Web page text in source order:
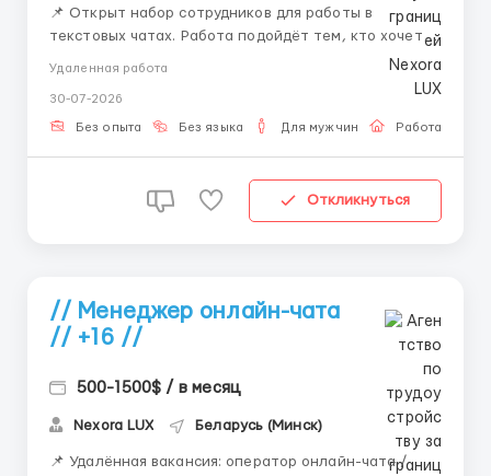
📌 Открыт набор сотрудников для работы в
текстовых чатах. Работа подойдёт тем, кто хочет
работать удалённо и развиваться в сфере онлайн-
переписку — отвечать на сообщения —
сопровождать клиентов — работать с внутренней
Удаленная работа
30-07-2026
Без опыта Без языка Для мужчин Работа
Откликнуться
// Менеджер онлайн-чата
// +16 //
500-1500$ / в месяц
Nexora LUX Беларусь (Минск)
📌 Удалённая вакансия: оператор онлайн-чата /